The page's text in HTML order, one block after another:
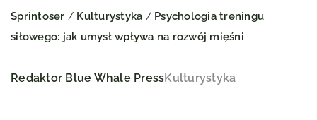
Sprintoser / Kulturystyka / Psychologia treningu
siłowego: jak umysł wpływa na rozwój mięśni
Redaktor Blue Whale PressKulturystyka